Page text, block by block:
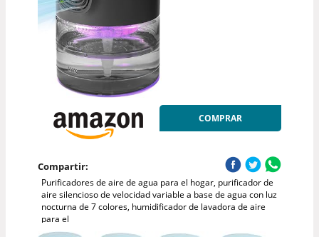
COMPRAR
Compartir:
Purificadores de aire de agua para el hogar, purificador de
aire silencioso de velocidad variable a base de agua con luz
nocturna de 7 colores, humidificador de lavadora de aire
para el